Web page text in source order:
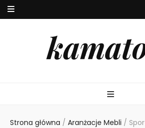
Strona główna / Aranżacje Mebli /